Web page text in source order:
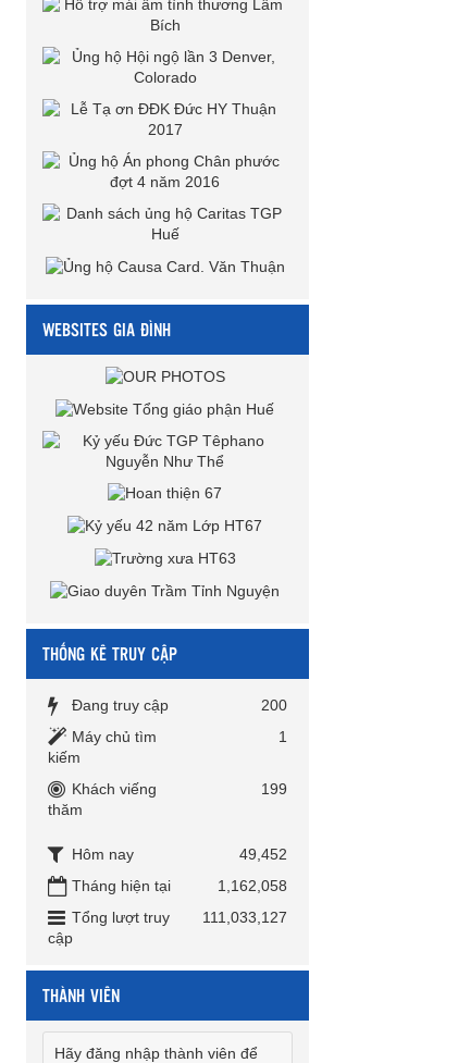
WEBSITES GIA ĐÌNH
THỐNG KÊ TRUY CẬP
Đang truy cập
200
Máy chủ tìm
kiếm
1
Khách viếng
thăm
199
Hôm nay
49,452
Tháng hiện tại
1,162,058
Tổng lượt truy
cập
111,033,127
THÀNH VIÊN
Hãy đăng nhập thành viên để